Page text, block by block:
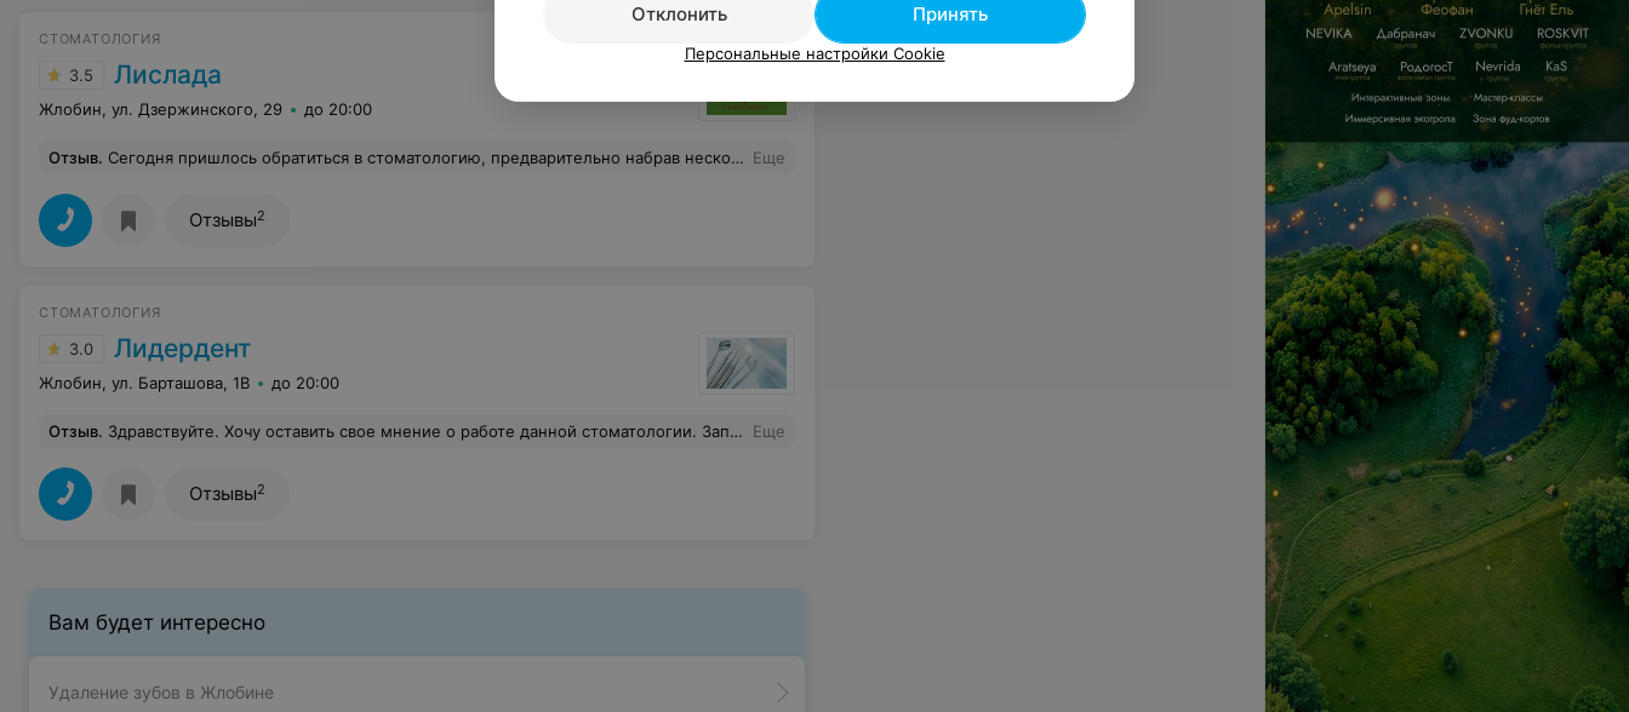
СТОМАТОЛОГИЯ
3.5 Лислада
Жлобин, ул. Дзержинского, 29 до 20:00
Отзыв. Сегодня пришлось обратиться в стоматологию, предварительно набрав несколько раз на мобильный! Но никто не ответил! Далее по морозу -20 я все-таки добираюсь до Лислады в надежде, что мне окажут помощь, т.к. вторые сутки болит зуб. Но девушка, сидящая в регистратуре объясняет, что все по записи, меня никто не примет. При этом не вставая со своего места, не уточняя ни у врача, ни у руководителя учреждения. Я находилась около получаса, видела что выходят люди, а значит врач освободился. Так вот к чему я веду: нельзя так обращаться с людьми, которые пришли за помощью и принесли свои деньги в вашу организацию! Еще
Отзывы2
СТОМАТОЛОГИЯ
3.0 Лидердент
Жлобин, ул. Барташова, 1В до 20:00
Отзыв. Здравствуйте. Хочу оставить свое мнение о работе данной стоматологии. Записалась на прием по телефону, причем описала полностью проблему и раза два сказала, что надо убрать временную пломбу и поставить постоянную. раза два рассказала. Девушка записала на 18.40. при этом сказала что можно прийти раньше и сделать снимок у них же. Я согласилась. Когда пришла на прием, оказалось, что я записана на консультацию и все... Зачем? Чтоб доктор мне сказала что надо ставить постоянную пломбу? Так я сама могла это сказать доктору... Регистратор мне объяснила, что во первых не было времени на лечение (тогда вопрос-почему мне это не сказали), а во вторых, если бы доктор не взялась лечить мой зуб, то ей надо было бы гулять 30 мин... А так она каждые 5 мин записала на консультации... Вы меня простите, но стоматология для врачей или пациентов? Вытягивание денег.... Еще
Отзывы2
Вам будет интересно
Удаление зубов в Жлобине
Отклонить
Принять
Персональные настройки Cookie